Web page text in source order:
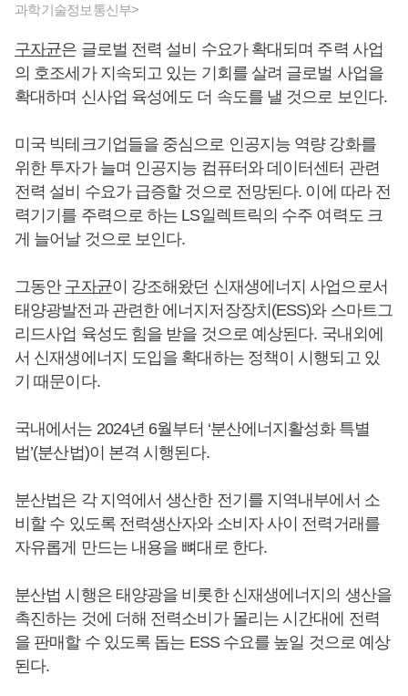
과학기술정보통신부>
구자균은 글로벌 전력 설비 수요가 확대되며 주력 사업
의 호조세가 지속되고 있는 기회를 살려 글로벌 사업을
확대하며 신사업 육성에도 더 속도를 낼 것으로 보인다.
미국 빅테크기업들을 중심으로 인공지능 역량 강화를
위한 투자가 늘며 인공지능 컴퓨터와 데이터센터 관련
전력 설비 수요가 급증할 것으로 전망된다. 이에 따라 전
력기기를 주력으로 하는 LS일렉트릭의 수주 여력도 크
게 늘어날 것으로 보인다.
그동안 구자균이 강조해왔던 신재생에너지 사업으로서
태양광발전과 관련한 에너지저장장치(ESS)와 스마트그
리드사업 육성도 힘을 받을 것으로 예상된다. 국내외에
서 신재생에너지 도입을 확대하는 정책이 시행되고 있
기 때문이다.
국내에서는 2024년 6월부터 ‘분산에너지활성화 특별
법’(분산법)이 본격 시행된다.
분산법은 각 지역에서 생산한 전기를 지역내부에서 소
비할 수 있도록 전력생산자와 소비자 사이 전력거래를
자유롭게 만드는 내용을 뼈대로 한다.
분산법 시행은 태양광을 비롯한 신재생에너지의 생산을
촉진하는 것에 더해 전력소비가 몰리는 시간대에 전력
을 판매할 수 있도록 돕는 ESS 수요를 높일 것으로 예상
된다.